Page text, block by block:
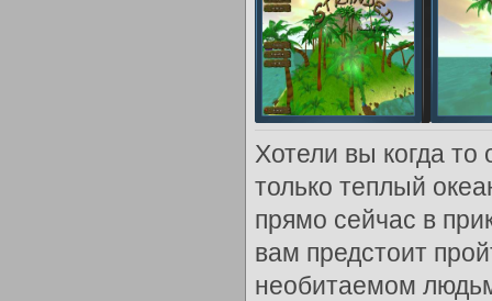
Хотели вы когда то
только теплый
прямо сейчас в
вам предстоит
необитаемом